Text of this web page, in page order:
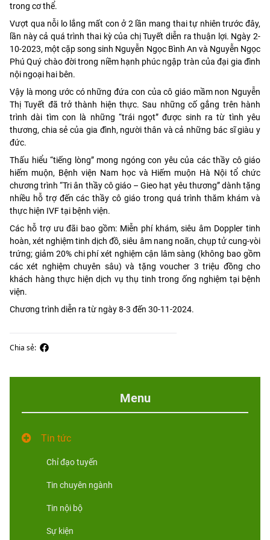
trong cơ thể.
Vượt qua nỗi lo lắng mất con ở 2 lần mang thai tự nhiên trước đây,
lần này cả quá trình thai kỳ của chị Tuyết diễn ra thuận lợi. Ngày 2-
10-2023, một cặp song sinh Nguyễn Ngọc Bình An và Nguyễn Ngọc
Phú Quý chào đời trong niềm hạnh phúc ngập tràn của đại gia đình
nội ngoại hai bên.
Vậy là mong ước có những đứa con của cô giáo mầm non Nguyễn
Thị Tuyết đã trở thành hiện thực. Sau những cố gắng trên hành
trình dài tìm con là những “trái ngọt” được sinh ra từ tình yêu
thương, chia sẻ của gia đình, người thân và cả những bác sĩ giàu y
đức.
Thấu hiểu “tiếng lòng” mong ngóng con yêu của các thầy cô giáo
hiếm muộn, Bệnh viện Nam học và Hiếm muộn Hà Nội tổ chức
chương trình “Tri ân thầy cô giáo – Gieo hạt yêu thương” dành tặng
nhiều hỗ trợ đến các thầy cô giáo trong quá trình thăm khám và
thực hiện IVF tại bệnh viện.
Các hỗ trợ ưu đãi bao gồm: Miễn phí khám, siêu âm Doppler tinh
hoàn, xét nghiệm tinh dịch đồ, siêu âm nang noãn, chụp tử cung-vòi
trứng; giảm 20% chi phí xét nghiệm cận lâm sàng (không bao gồm
các xét nghiệm chuyên sâu) và tặng voucher 3 triệu đồng cho
khách hàng thực hiện dịch vụ thụ tinh trong ống nghiệm tại bệnh
viện.
Chương trình diễn ra từ ngày 8-3 đến 30-11-2024.
Chia sẻ:
Menu
Tin tức
Chỉ đạo tuyến
Tin chuyên ngành
Tin nội bộ
Sự kiện